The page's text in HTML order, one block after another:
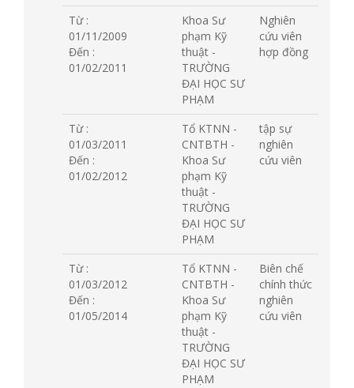
Từ :
01/11/2009
Đến :
01/02/2011
Khoa Sư
phạm Kỹ
thuật -
TRƯỜNG
ĐẠI HỌC SƯ
PHẠM
Nghiên
cứu viên
hợp đồng
Từ :
01/03/2011
Đến :
01/02/2012
Tổ KTNN -
CNTBTH -
Khoa Sư
phạm Kỹ
thuật -
TRƯỜNG
ĐẠI HỌC SƯ
PHẠM
tập sự
nghiên
cứu viên
Từ :
01/03/2012
Đến :
01/05/2014
Tổ KTNN -
CNTBTH -
Khoa Sư
phạm Kỹ
thuật -
TRƯỜNG
ĐẠI HỌC SƯ
PHẠM
Biên chế
chính thức
nghiên
cứu viên